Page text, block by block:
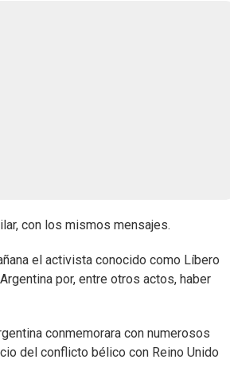
con los mismos mensajes.
el activista conocido como Líbero
por, entre otros actos, haber
conmemorara con numerosos
del conflicto bélico con Reino Unido